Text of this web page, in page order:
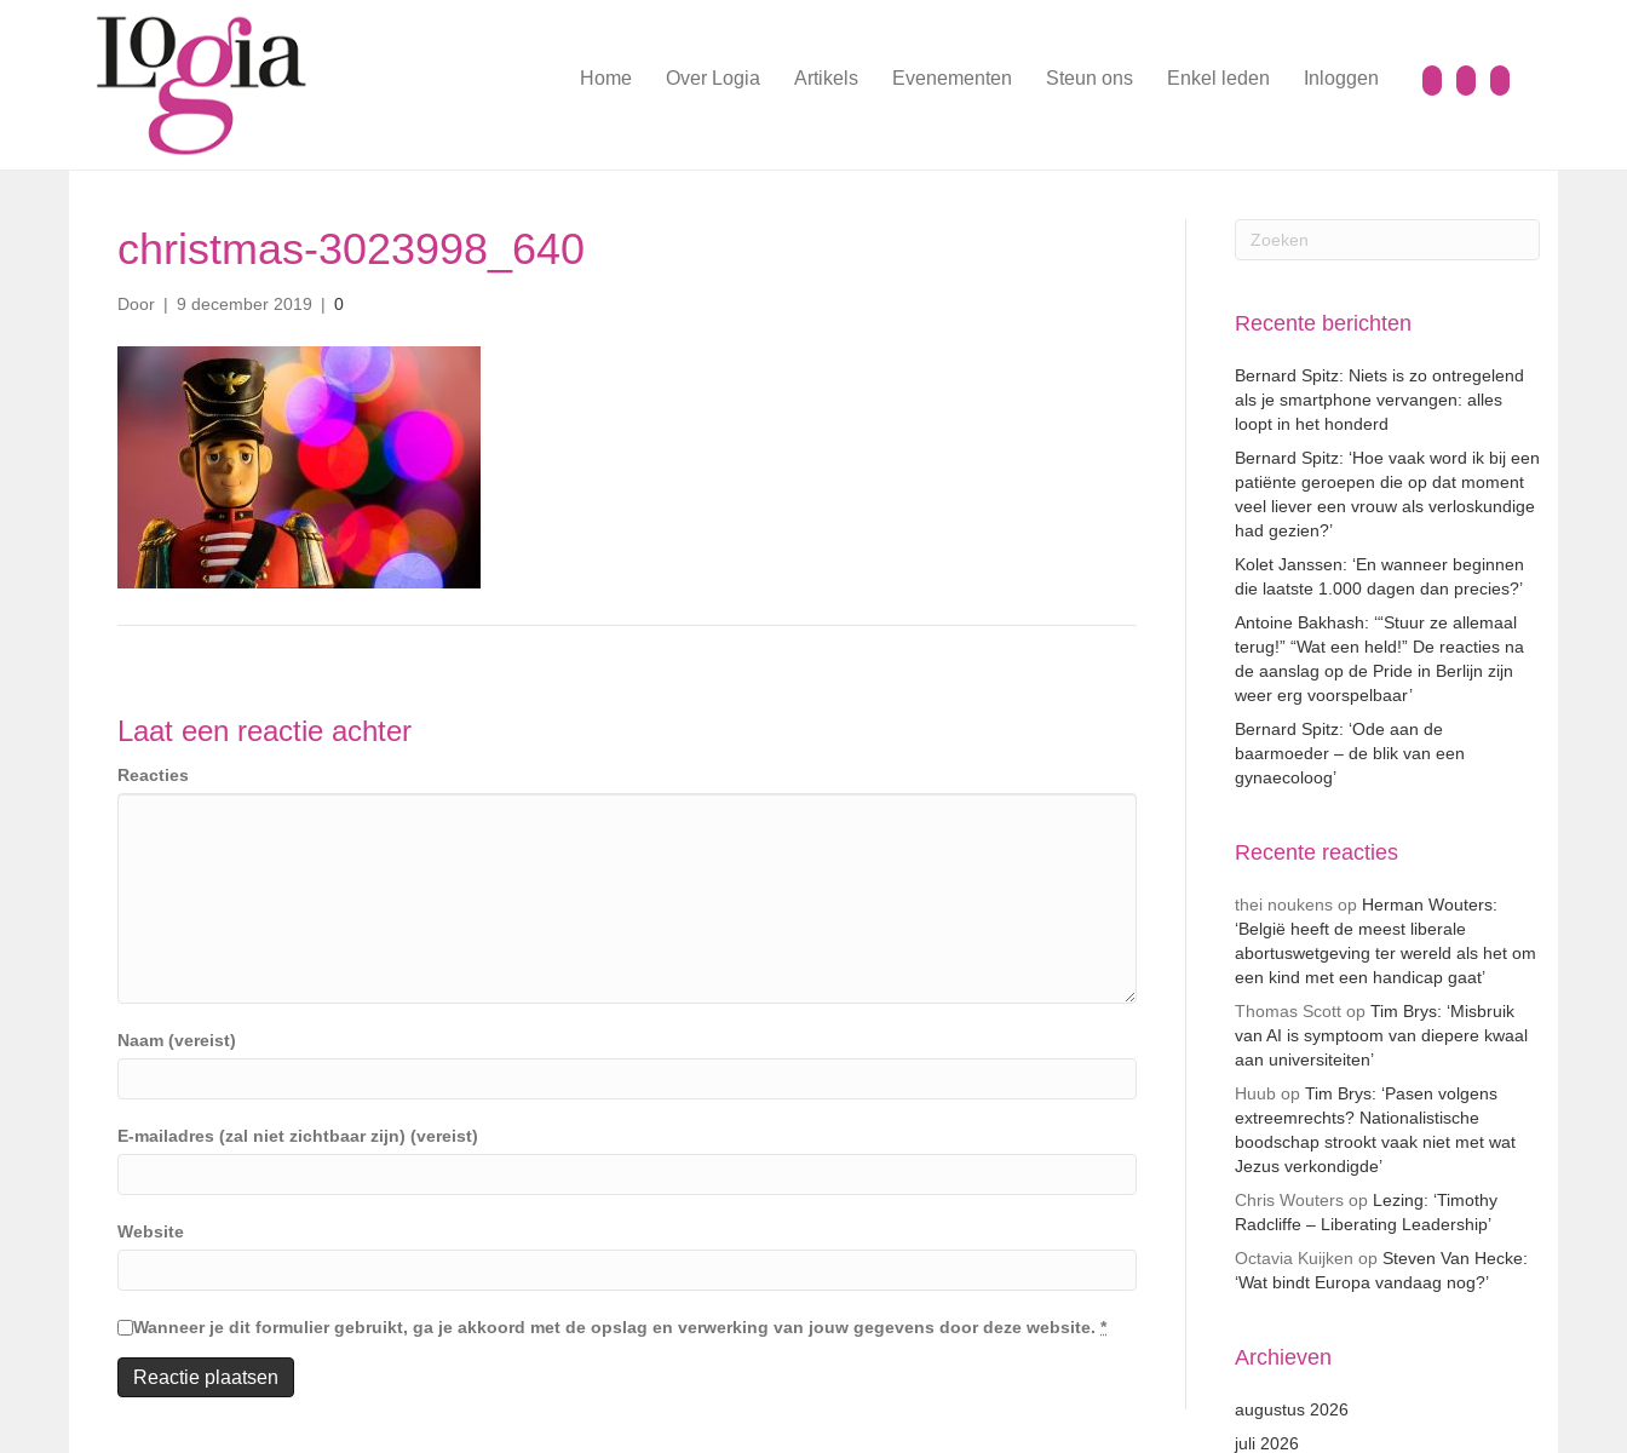
Home Over Logia Artikels Evenementen Steun ons Enkel leden Inloggen
christmas-3023998_640
Door | 9 december 2019 | 0
Laat een reactie achter
Reacties
Naam (vereist)
E-mailadres (zal niet zichtbaar zijn) (vereist)
Website
Wanneer je dit formulier gebruikt, ga je akkoord met de opslag en verwerking van jouw gegevens door deze website. *
Recente berichten
Bernard Spitz: Niets is zo ontregelend
als je smartphone vervangen: alles
loopt in het honderd
Bernard Spitz: ‘Hoe vaak word ik bij een
patiënte geroepen die op dat moment
veel liever een vrouw als verloskundige
had gezien?’
Kolet Janssen: ‘En wanneer beginnen
die laatste 1.000 dagen dan precies?’
Antoine Bakhash: ‘“Stuur ze allemaal
terug!” “Wat een held!” De reacties na
de aanslag op de Pride in Berlijn zijn
weer erg voorspelbaar’
Bernard Spitz: ‘Ode aan de
baarmoeder – de blik van een
gynaecoloog’
Recente reacties
thei noukensop Herman Wouters:
‘België heeft de meest liberale
abortuswetgeving ter wereld als het om
een kind met een handicap gaat’
Thomas Scottop Tim Brys: ‘Misbruik
van AI is symptoom van diepere kwaal
aan universiteiten’
Huubop Tim Brys: ‘Pasen volgens
extreemrechts? Nationalistische
boodschap strookt vaak niet met wat
Jezus verkondigde’
Chris Woutersop Lezing: ‘Timothy
Radcliffe – Liberating Leadership’
Octavia Kuijken op Steven Van Hecke:
‘Wat bindt Europa vandaag nog?’
Archieven
augustus 2026
juli 2026